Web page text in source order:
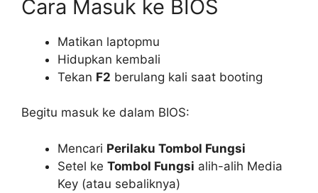
Cara Masuk ke BIOS
Matikan laptopmu
Hidupkan kembali
Tekan F2 berulang kali saat booting
Begitu masuk ke dalam BIOS:
Mencari Perilaku Tombol Fungsi
Setel ke Tombol Fungsi alih-alih Media
Key (atau sebaliknya)